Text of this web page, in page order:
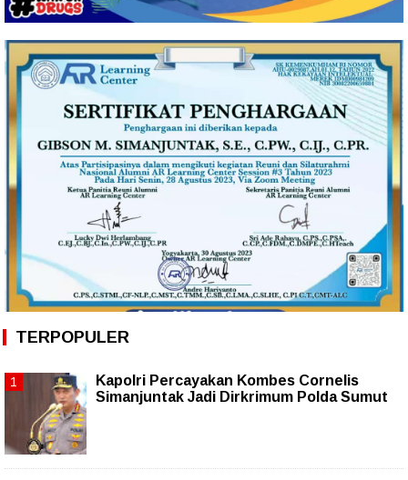
TERPOPULER
Kapolri Percayakan Kombes Cornelis
Simanjuntak Jadi Dirkrimum Polda Sumut